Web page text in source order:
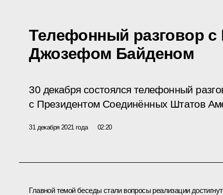
Телефонный разговор
Джозефом Байденом
30 декабря состоялся телефонный
с Президентом Соединённых Штатов
31 декабря 2021 года 02:20
Главной темой беседы стали вопросы реализации